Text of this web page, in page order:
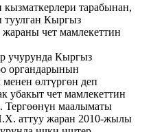
тарабынан,
Кыргыз
чет мамлекеттин
учурунда Кыргыз
органдарынын
өлтүргөн деп
убакыт чет мамлекеттин
маалыматы
аттуу жаран 2010-жылы